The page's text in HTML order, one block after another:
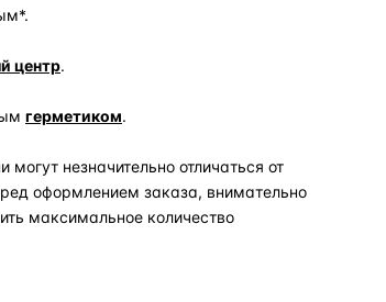
центр.
герметиком.
незначительно отличаться от
оформлением заказа, внимательно
максимальное количество